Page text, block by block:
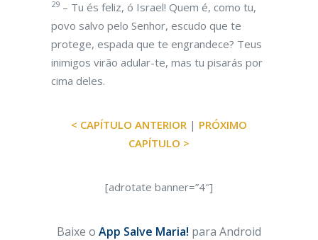
29 – Tu és feliz, ó Israel! Quem é, como tu,
povo salvo pelo Senhor, escudo que te
protege, espada que te engrandece? Teus
inimigos virão adular-te, mas tu pisarás por
cima deles.
< CAPÍTULO ANTERIOR | PRÓXIMO
CAPÍTULO >
[adrotate banner=”4″]
Baixe o App Salve Maria! para Android